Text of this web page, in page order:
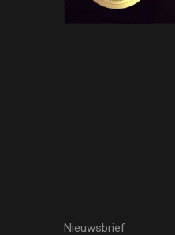
Nieuwsbrief